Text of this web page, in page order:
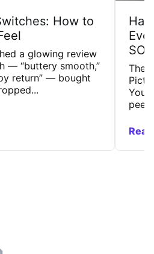
How to
a glowing review
— “buttery smooth,”
return” — bought
The